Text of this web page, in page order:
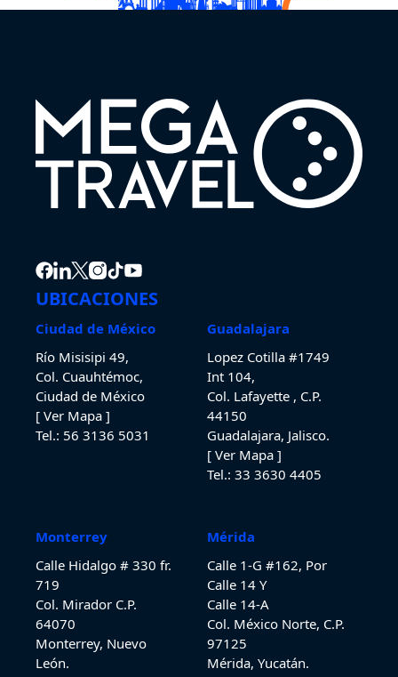
UBICACIONES
Ciudad de México
Río Misisipi 49,
Col. Cuauhtémoc,
Ciudad de México
[ Ver Mapa ]
Tel.: 56 3136 5031
Guadalajara
Lopez Cotilla #1749
Int 104,
Col. Lafayette , C.P.
44150
Guadalajara, Jalisco.
[ Ver Mapa ]
Tel.: 33 3630 4405
Monterrey
Calle Hidalgo # 330 fr.
719
Col. Mirador C.P.
64070
Monterrey, Nuevo
León.
Mérida
Calle 1-G #162, Por
Calle 14 Y
Calle 14-A
Col. México Norte, C.P.
97125
Mérida, Yucatán.